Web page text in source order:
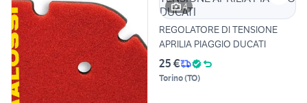
4
REGOLATORE DI TENSIONE
APRILIA PIAGGIO DUCATI
25 €
Torino(TO)